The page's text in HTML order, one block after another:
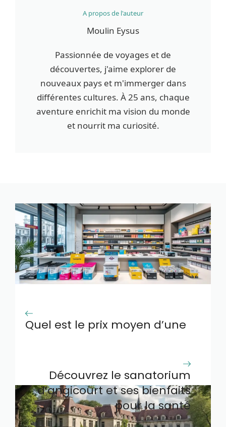
A propos de l'auteur
Moulin Eysus
Passionnée de voyages et de
découvertes, j'aime explorer de
nouveaux pays et m'immerger dans
différentes cultures. À 25 ans, chaque
aventure enrichit ma vision du monde
et nourrit ma curiosité.
Quel est le prix moyen d’une
Découvrez le sanatorium
d’angicourt et ses bienfaits
pour la santé